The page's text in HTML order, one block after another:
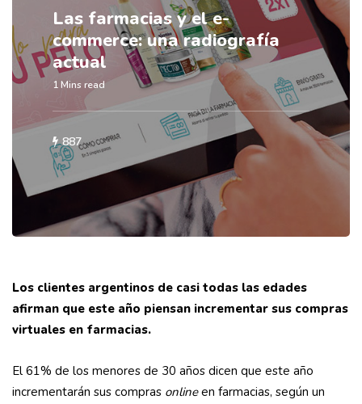
Las farmacias y el e-
commerce: una radiografía
actual
1 Mins read
887
Los clientes argentinos de casi todas las edades
afirman que este año piensan incrementar sus compras
virtuales en farmacias.
El 61% de los menores de 30 años dicen que este año
incrementarán sus compras onlineen farmacias, según un